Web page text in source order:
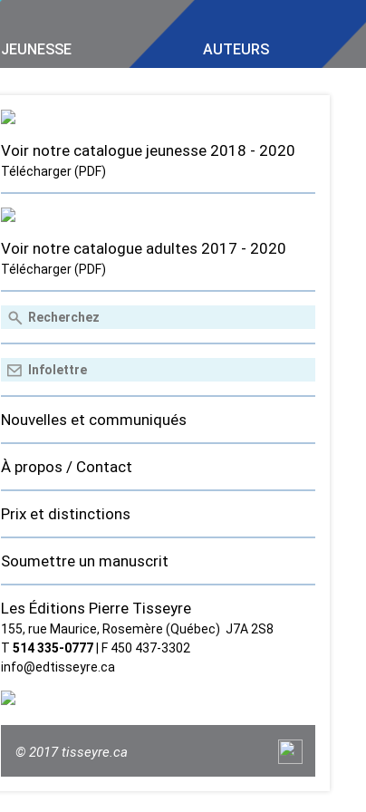
JEUNESSE AUTEURS
Voir notre catalogue jeunesse 2018 - 2020
Télécharger (PDF)
Voir notre catalogue adultes 2017 - 2020
Télécharger (PDF)
Nouvelles et communiqués
À propos / Contact
Prix et distinctions
Soumettre un manuscrit
Les Éditions Pierre Tisseyre
155, rue Maurice, Rosemère (Québec) J7A 2S8
T 514 335‑0777| F 450 437‑3302
info@edtisseyre.ca
© 2017 tisseyre.ca